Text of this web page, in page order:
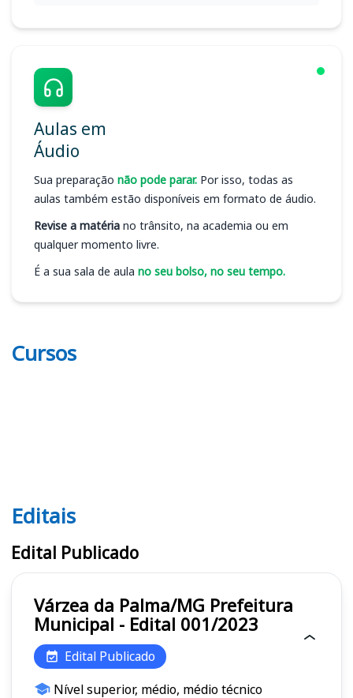
Aulas em
Áudio
Sua preparação não pode parar. Por isso, todas as
aulas também estão disponíveis em formato de áudio.
Revise a matéria no trânsito, na academia ou em
qualquer momento livre.
É a sua sala de aula no seu bolso, no seu tempo.
Cursos
Editais
Editais
Edital Publicado
Várzea da Palma/MG Prefeitura
Municipal - Edital 001/2023
Edital Publicado
Nível superior, médio, médio técnico